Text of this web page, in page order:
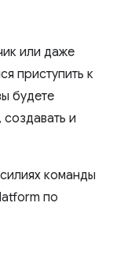
или даже
приступить к
будете
создавать и
команды
по